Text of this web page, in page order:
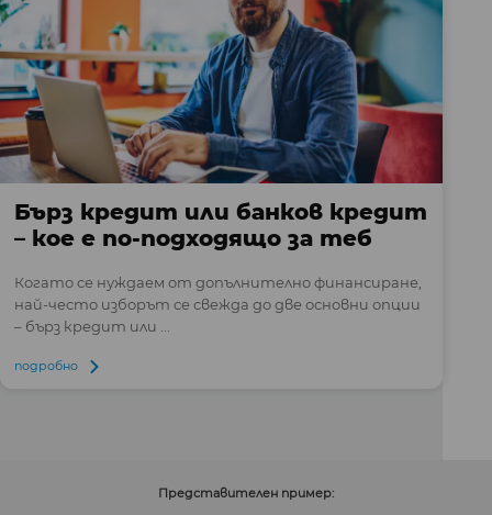
Бърз кредит или банков кредит
– кое е по-подходящо за теб
Когато се нуждаем от допълнително финансиране,
най-често изборът се свежда до две основни опции
– бърз кредит или ...
подробно
Представителен пример: